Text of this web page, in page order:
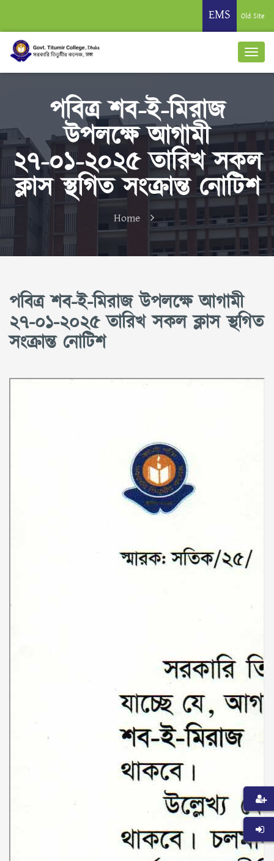
EMS Old Site
পবিত্র শব-ই-মিরাজ
উপলক্ষে আগামী
২৭-০১-২০২৫ তারিখ সকল
ক্লাস স্থগিত সংক্রান্ত নোটিশ
Home
পবিত্র শব-ই-মিরাজ উপলক্ষে আগামী
২৭-০১-২০২৫ তারিখ সকল ক্লাস স্থগিত
সংক্রান্ত নোটিশ